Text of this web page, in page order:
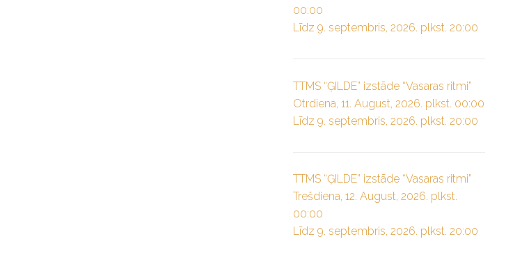
00:00
Līdz 9. septembris, 2026. plkst. 20:00
TTMS “ĢILDE” izstāde “Vasaras ritmi”
Otrdiena, 11. August, 2026. plkst. 00:00
Līdz 9. septembris, 2026. plkst. 20:00
TTMS “ĢILDE” izstāde “Vasaras ritmi”
Trešdiena, 12. August, 2026. plkst.
00:00
Līdz 9. septembris, 2026. plkst. 20:00